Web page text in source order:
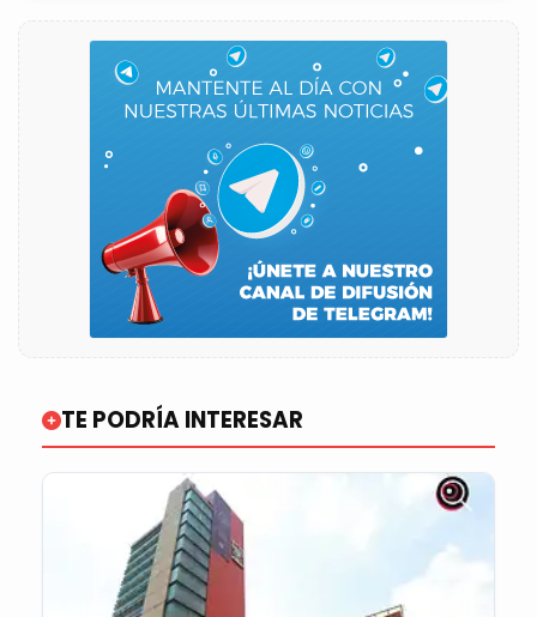
TE PODRÍA INTERESAR